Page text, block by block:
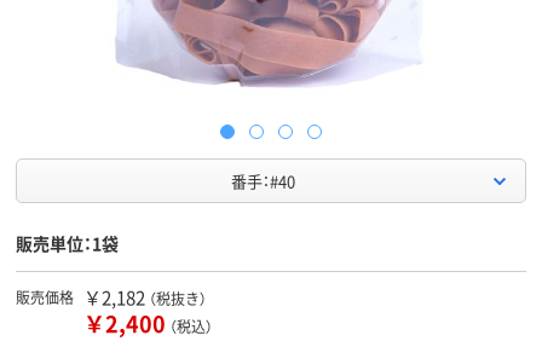
番手：#40
販売単位：1袋
販売価格 ￥2,182 （税抜き）
￥2,400 （税込）